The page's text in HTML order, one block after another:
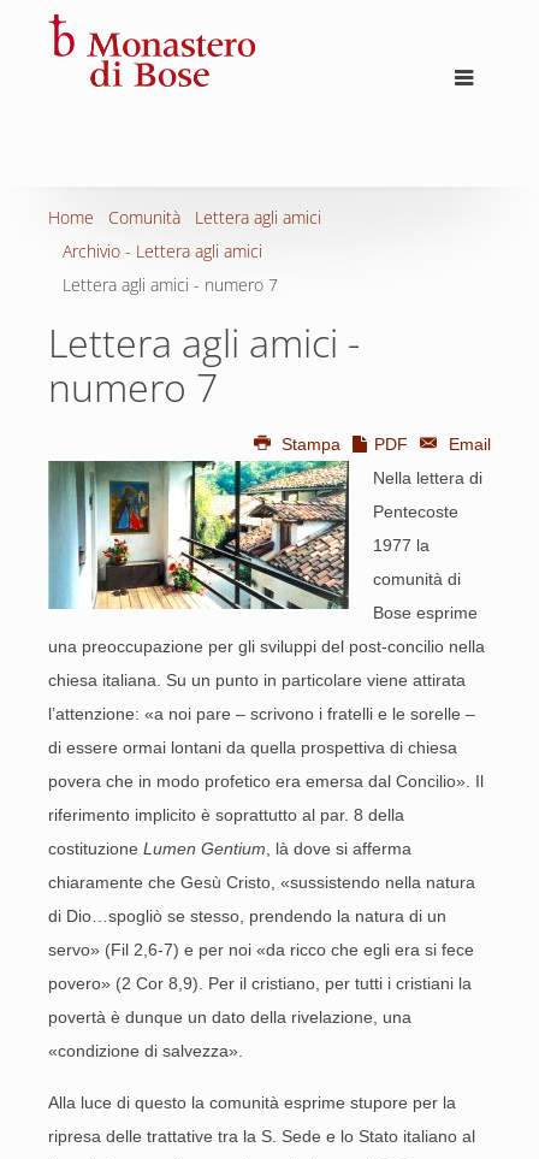
Home Comunità
Lettera agli amici
Archivio - Lettera agli amici
Lettera agli amici - numero 7
Lettera agli amici -
numero 7
Stampa PDF
Email
Nella lettera di
Pentecoste
1977 la
comunità di
Bose esprime
una preoccupazione per gli sviluppi del post-concilio nella
chiesa italiana. Su un punto in particolare viene attirata
l’attenzione: «a noi pare – scrivono i fratelli e le sorelle –
di essere ormai lontani da quella prospettiva di chiesa
povera che in modo profetico era emersa dal Concilio». Il
riferimento implicito è soprattutto al par. 8 della
costituzione Lumen Gentium , là dove si afferma
chiaramente che Gesù Cristo, «sussistendo nella natura
di Dio…spogliò se stesso, prendendo la natura di un
servo» (Fil 2,6-7) e per noi «da ricco che egli era si fece
povero» (2 Cor 8,9). Per il cristiano, per tutti i cristiani la
povertà è dunque un dato della rivelazione, una
«condizione di salvezza».
Alla luce di questo la comunità esprime stupore per la
ripresa delle trattative tra la S. Sede e lo Stato italiano al